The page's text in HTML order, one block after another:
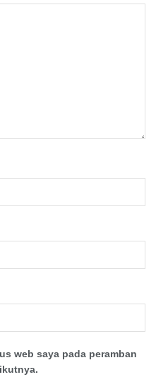
web saya pada peramban